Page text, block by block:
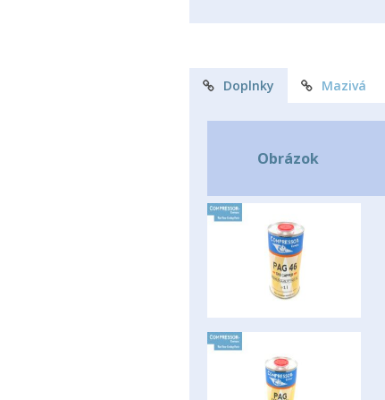
Doplnky Mazivá
Obrázok